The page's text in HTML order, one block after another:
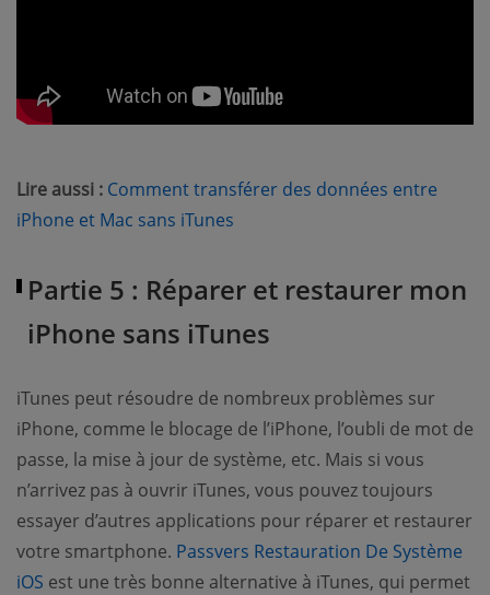
Lire aussi : Comment transférer des données entre
iPhone et Mac sans iTunes
Partie 5 : Réparer et restaurer mon
iPhone sans iTunes
iTunes peut résoudre de nombreux problèmes sur
iPhone, comme le blocage de l’iPhone, l’oubli de mot de
passe, la mise à jour de système, etc. Mais si vous
n’arrivez pas à ouvrir iTunes, vous pouvez toujours
essayer d’autres applications pour réparer et restaurer
votre smartphone. Passvers Restauration De Système
iOS (opens new window)
est une très bonne alternative à iTunes, qui permet